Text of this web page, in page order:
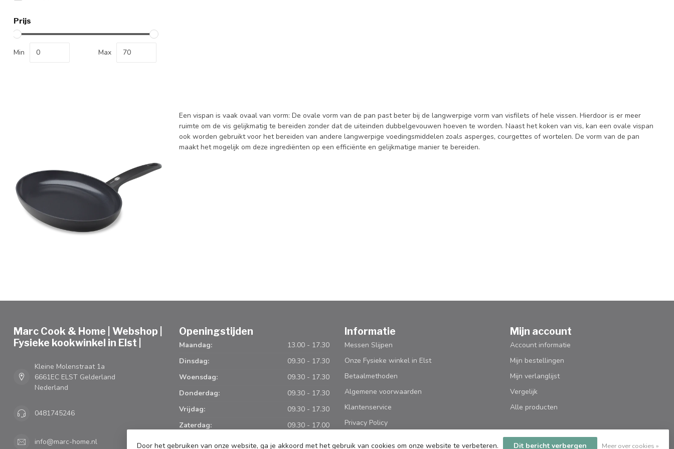
Prijs
Min Max
Een vispan is vaak ovaal van vorm: De ovale vorm van de pan past beter bij de langwerpige vorm van visfilets of hele vissen. Hierdoor is er meer
ruimte om de vis gelijkmatig te bereiden zonder dat de uiteinden dubbelgevouwen hoeven te worden. Naast het koken van vis, kan een ovale vispan
ook worden gebruikt voor het bereiden van andere langwerpige voedingsmiddelen zoals asperges, courgettes of wortelen. De vorm van de pan
maakt het mogelijk om deze ingrediënten op een efficiënte en gelijkmatige manier te bereiden.
Marc Cook & Home | Webshop |
Fysieke kookwinkel in Elst |
Kleine Molenstraat 1a
6661EC ELST Gelderland
Nederland
0481745246
info@marc-home.nl
Openingstijden
Maandag:
13.00 - 17.30
Dinsdag:
09.30 - 17.30
Woensdag:
09.30 - 17.30
Donderdag:
09.30 - 17.30
Vrijdag:
09.30 - 17.30
Zaterdag:
09.30 - 17.00
Zondag:
Gesloten
Informatie
Messen Slijpen
Onze Fysieke winkel in Elst
Betaalmethoden
Algemene voorwaarden
Klantenservice
Privacy Policy
Mijn account
Account informatie
Mijn bestellingen
Mijn verlanglijst
Vergelijk
Alle producten
Door het gebruiken van onze website, ga je akkoord met het gebruik van cookies om onze website te verbeteren. Dit bericht verbergen Meer over cookies »